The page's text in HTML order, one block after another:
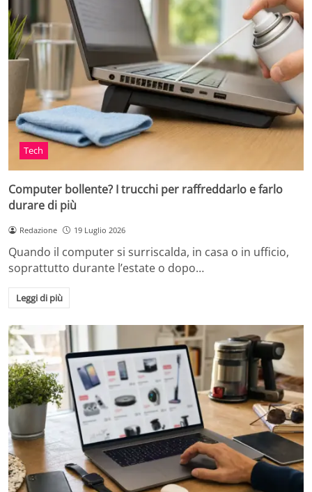
Tech
Computer bollente? I trucchi per raffreddarlo e farlo
durare di più
Redazione 19 Luglio 2026
Quando il computer si surriscalda, in casa o in ufficio,
soprattutto durante l’estate o dopo…
Leggi di più